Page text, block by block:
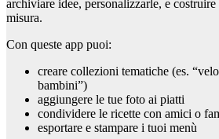
archiviare idee, personalizzarle, e
misura.
Con queste app puoi:
creare collezioni tematiche (es.
bambini”)
aggiungere le tue foto ai piatti
condividere le ricette con amici o
esportare e stampare i tuoi menù